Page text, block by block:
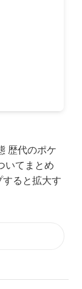
歴代のポケ
いてまとめ
ると拡大す